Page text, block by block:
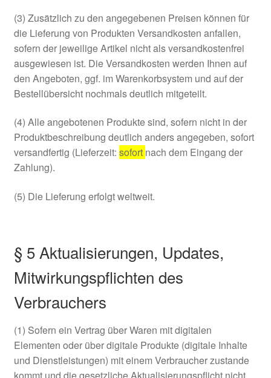
(3) Zusätzlich zu den angegebenen Preisen können für
die Lieferung von Produkten Versandkosten anfallen,
sofern der jeweilige Artikel nicht als versandkostenfrei
ausgewiesen ist. Die Versandkosten werden Ihnen auf
den Angeboten, ggf. im Warenkorbsystem und auf der
Bestellübersicht nochmals deutlich mitgeteilt.
(4) Alle angebotenen Produkte sind, sofern nicht in der
Produktbeschreibung deutlich anders angegeben, sofort
versandfertig (Lieferzeit: sofort nach dem Eingang der
Zahlung).
(5) Die Lieferung erfolgt weltweit.
§ 5 Aktualisierungen, Updates,
Mitwirkungspflichten des
Verbrauchers
(1) Sofern ein Vertrag über Waren mit digitalen
Elementen oder über digitale Produkte (digitale Inhalte
und Dienstleistungen) mit einem Verbraucher zustande